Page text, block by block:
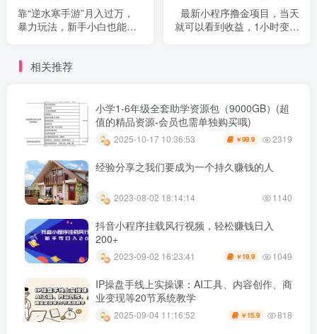
靠“逆水寒手游”月入过万，
暴力玩法，新手小白也能轻
最新小程序撸金项目，当天
就可以看到收益，1小时变现
相关推荐
小学1-6年级全套助学资源包（9000GB）(超
值的精品资源-会员也需单独购买哦)
2025-10-17 10:36:53 ￥99.9 2319
经验分享之我们要成为一个持久赚钱的人
2023-08-02 18:14:14 1140
抖音小程序挂载风行视频，轻松赚钱日入
200+
2023-09-02 16:23:41 ￥ 19.9 1049
IP操盘手线上实操课：AI工具、内容创作、商
业变现等20节系统教学
2025-09-04 11:16:52 ￥ 15.9 818